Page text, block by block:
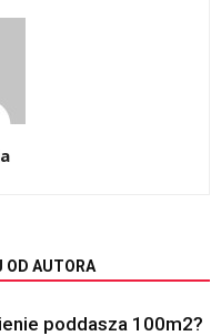
OD AUTORA
poddasza 100m2?